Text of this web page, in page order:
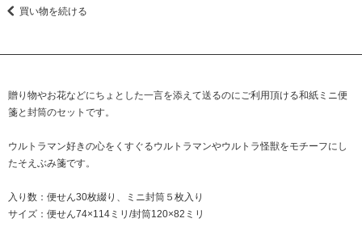
買い物を続ける
贈り物やお花などにちょとした一言を添えて送るのにご利用頂ける和紙ミニ便
箋と封筒のセットです。
ウルトラマン好きの心をくすぐるウルトラマンやウルトラ怪獣をモチーフにし
たそえぶみ箋です。
入り数：便せん30枚綴り、ミニ封筒５枚入り
サイズ：便せん74×114ミリ/封筒120×82ミリ